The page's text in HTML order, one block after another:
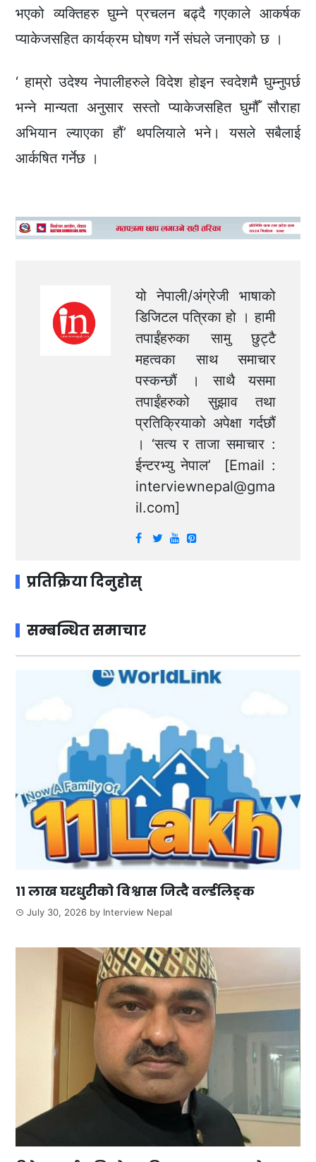
भएको व्यक्तिहरु घुम्ने प्रचलन बढ्दै गएकाले आकर्षक
प्याकेजसहित कार्यक्रम घोषण गर्ने संघले जनाएको छ ।
‘ हाम्रो उदेश्य नेपालीहरुले विदेश होइन स्वदेशमै घुम्नुपर्छ
भन्ने मान्यता अनुसार सस्तो प्याकेजसहित घुमौँ सौराहा
अभियान ल्याएका हौं’ थपलियाले भने। यसले सबैलाई
आर्कषित गर्नेछ ।
यो नेपाली/अंग्रेजी भाषाको
डिजिटल पत्रिका हो । हामी
तपाईंहरुका सामु छुट्टै
महत्वका साथ समाचार
पस्कन्छौं । साथै यसमा
तपाईंहरुको सुझाव तथा
प्रतिक्रियाको अपेक्षा गर्दछौं
। ‘सत्य र ताजा समाचार :
ईन्टरभ्यु नेपाल’ [Email :
interviewnepal@gma
il.com]
प्रतिक्रिया दिनुहोस्
सम्बन्धित समाचार
११ लाख घरधुरीको विश्वास जित्दै वर्ल्डलिङ्क
July 30, 2026 by Interview Nepal